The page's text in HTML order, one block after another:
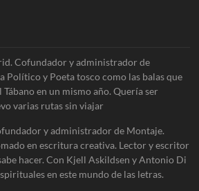
Cofundador y administrador de
Político y Poeta tosco como las balas que
en un mismo año. Quería ser
varias rutas sin viajar
y administrador de Montaje.
en escritura creativa. Lector y escritor
hacer. Con Kjell Askildsen y Antonio Di
en este mundo de las letras.